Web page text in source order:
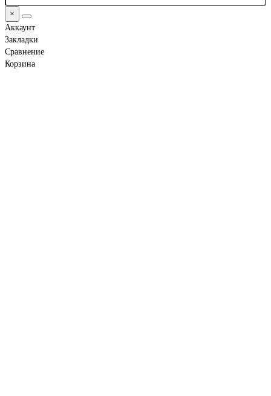
×
Аккаунт
Закладки
Сравнение
Корзина